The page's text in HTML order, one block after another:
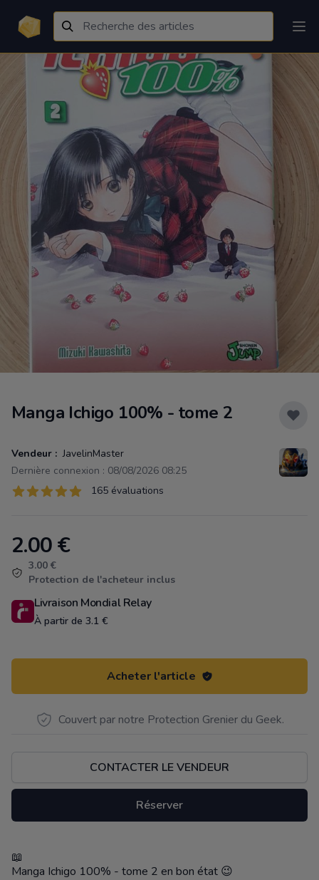
Manga Ichigo 100% - tome 2
Vendeur : JavelinMaster
Dernière connexion : 08/08/2026 08:25
Évaluations
165 sur 5 étoiles165 évaluations
Product information
2.00€
3.00 €
Protection de l'acheteur inclus
Livraison Mondial Relay
À partir de 3.1 €
Acheter l'article
Couvert par notre Protection Grenier du Geek.
CONTACTER LE VENDEUR
Réserver
Description
📖
Manga Ichigo 100% - tome 2 en bon état 😉